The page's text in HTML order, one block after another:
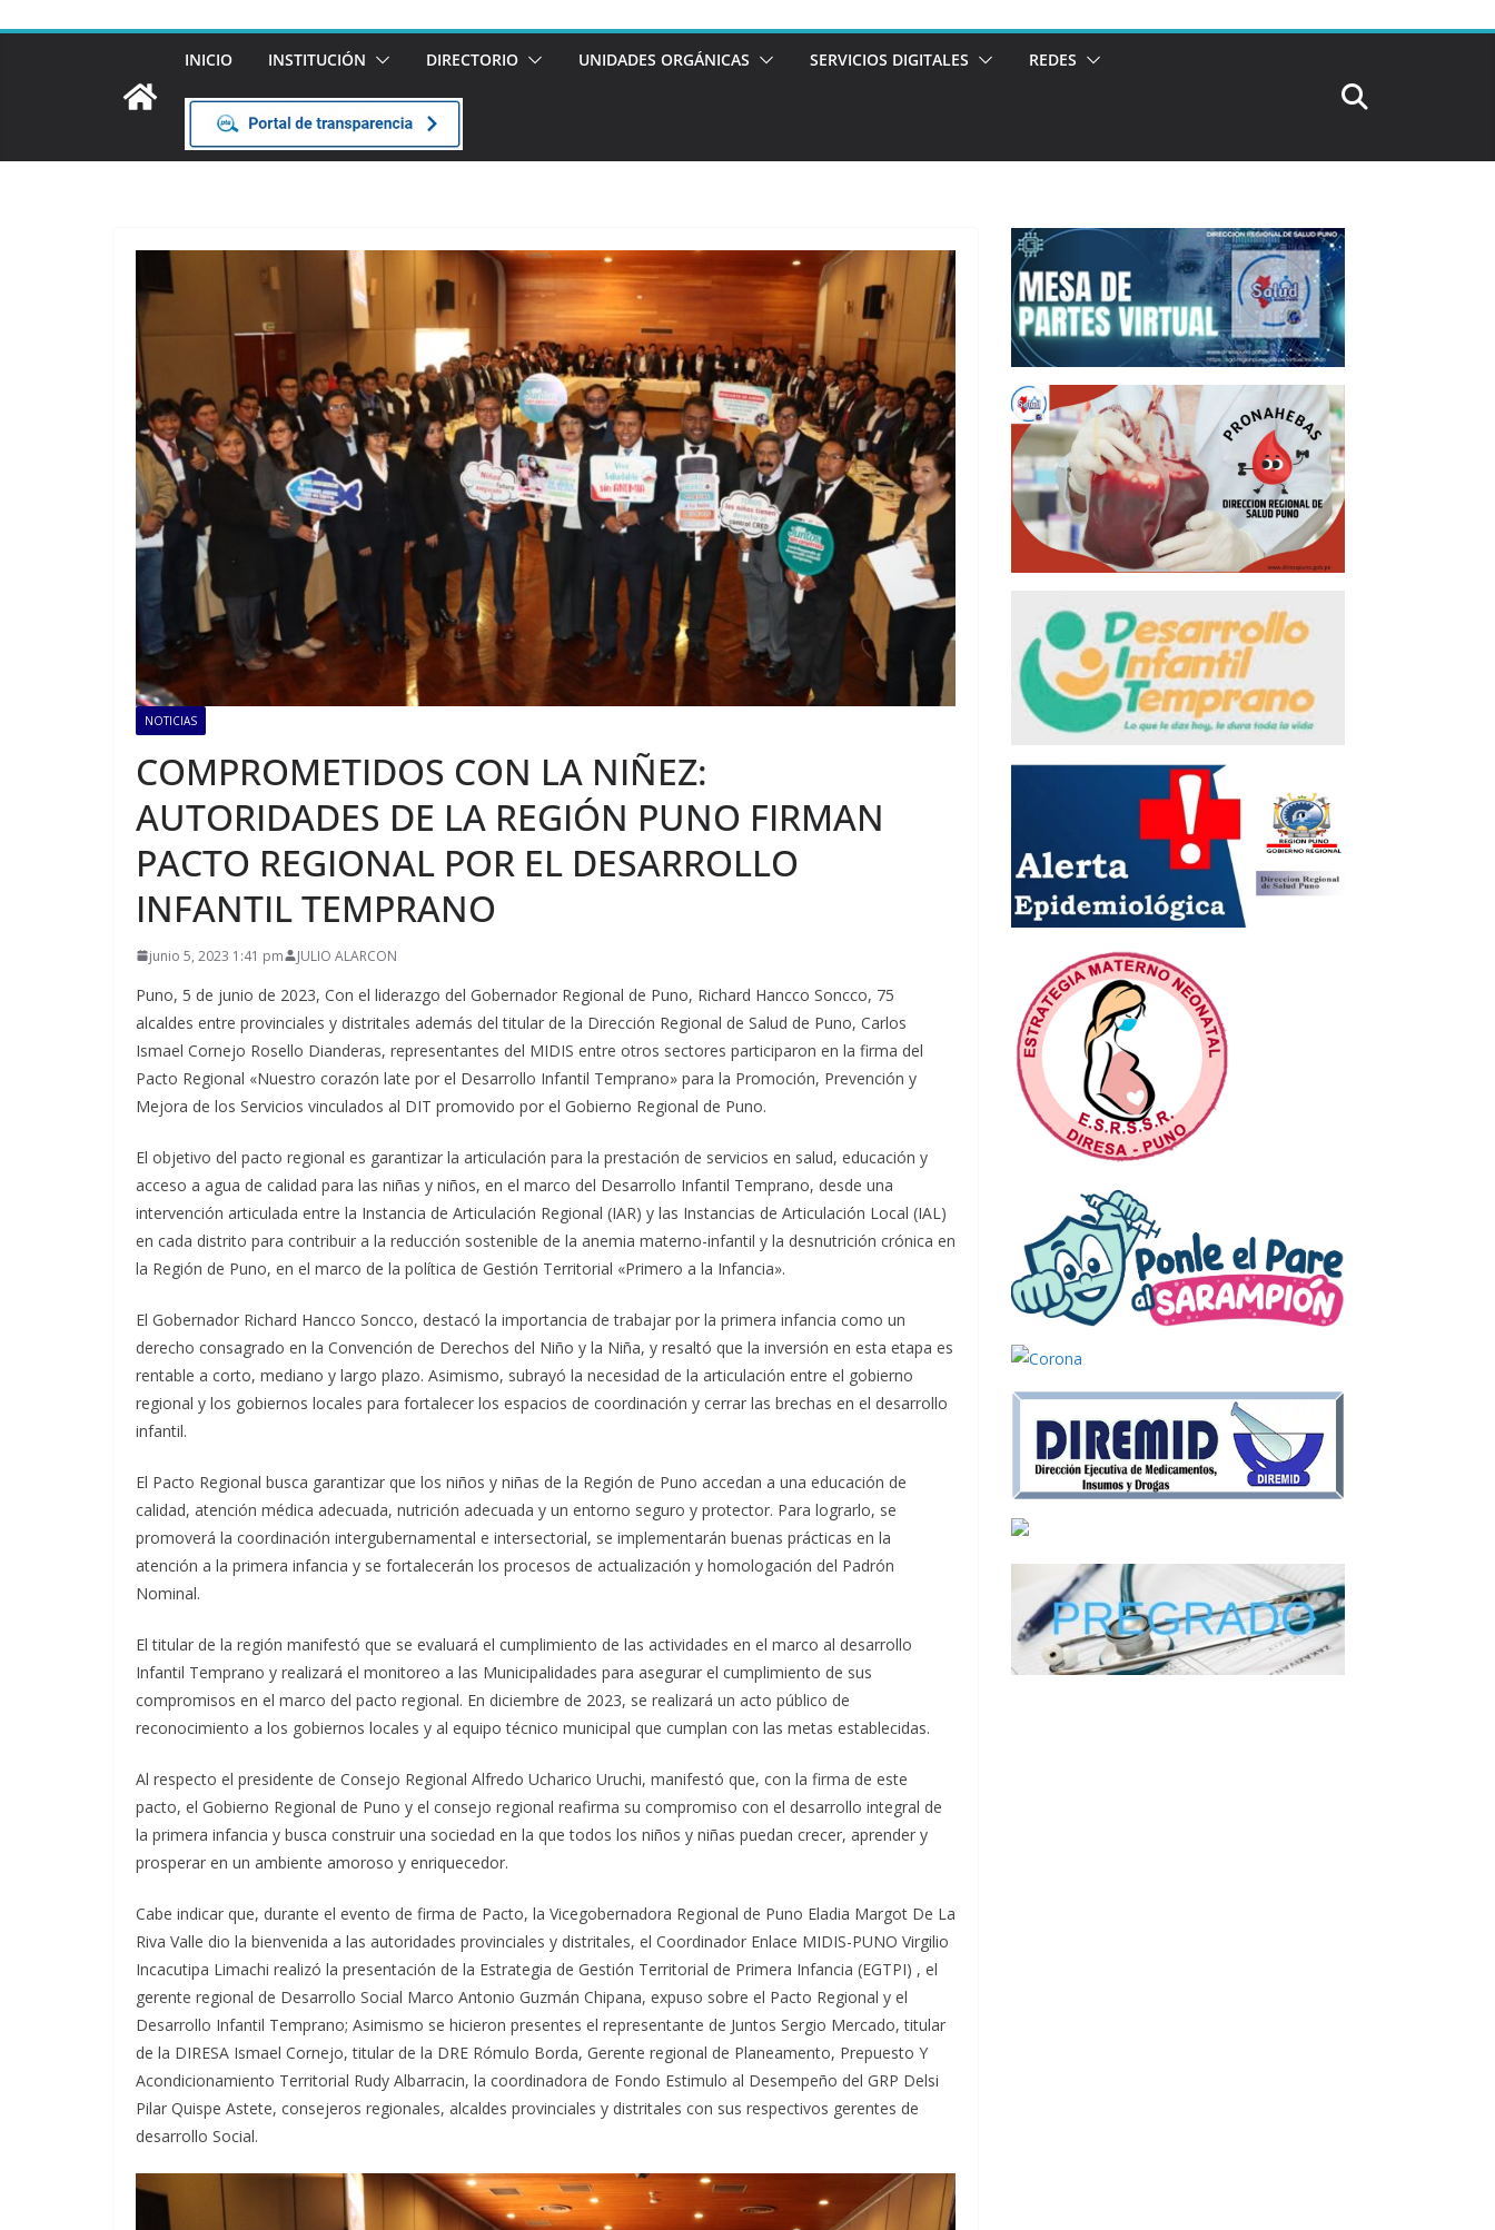
INICIO INSTITUCIÓN DIRECTORIO UNIDADES ORGÁNICAS SERVICIOS DIGITALES REDES
NOTICIAS
COMPROMETIDOS CON LA NIÑEZ:
AUTORIDADES DE LA REGIÓN PUNO FIRMAN
PACTO REGIONAL POR EL DESARROLLO
INFANTIL TEMPRANO
junio 5, 2023 1:41 pm JULIO ALARCON
Puno, 5 de junio de 2023, Con el liderazgo del Gobernador Regional de Puno, Richard Hancco Soncco, 75
alcaldes entre provinciales y distritales además del titular de la Dirección Regional de Salud de Puno, Carlos
Ismael Cornejo Rosello Dianderas, representantes del MIDIS entre otros sectores participaron en la firma del
Pacto Regional «Nuestro corazón late por el Desarrollo Infantil Temprano» para la Promoción, Prevención y
Mejora de los Servicios vinculados al DIT promovido por el Gobierno Regional de Puno.
El objetivo del pacto regional es garantizar la articulación para la prestación de servicios en salud, educación y
acceso a agua de calidad para las niñas y niños, en el marco del Desarrollo Infantil Temprano, desde una
intervención articulada entre la Instancia de Articulación Regional (IAR) y las Instancias de Articulación Local (IAL)
en cada distrito para contribuir a la reducción sostenible de la anemia materno-infantil y la desnutrición crónica en
la Región de Puno, en el marco de la política de Gestión Territorial «Primero a la Infancia».
El Gobernador Richard Hancco Soncco, destacó la importancia de trabajar por la primera infancia como un
derecho consagrado en la Convención de Derechos del Niño y la Niña, y resaltó que la inversión en esta etapa es
rentable a corto, mediano y largo plazo. Asimismo, subrayó la necesidad de la articulación entre el gobierno
regional y los gobiernos locales para fortalecer los espacios de coordinación y cerrar las brechas en el desarrollo
infantil.
El Pacto Regional busca garantizar que los niños y niñas de la Región de Puno accedan a una educación de
calidad, atención médica adecuada, nutrición adecuada y un entorno seguro y protector. Para lograrlo, se
promoverá la coordinación intergubernamental e intersectorial, se implementarán buenas prácticas en la
atención a la primera infancia y se fortalecerán los procesos de actualización y homologación del Padrón
Nominal.
El titular de la región manifestó que se evaluará el cumplimiento de las actividades en el marco al desarrollo
Infantil Temprano y realizará el monitoreo a las Municipalidades para asegurar el cumplimiento de sus
compromisos en el marco del pacto regional. En diciembre de 2023, se realizará un acto público de
reconocimiento a los gobiernos locales y al equipo técnico municipal que cumplan con las metas establecidas.
Al respecto el presidente de Consejo Regional Alfredo Ucharico Uruchi, manifestó que, con la firma de este
pacto, el Gobierno Regional de Puno y el consejo regional reafirma su compromiso con el desarrollo integral de
la primera infancia y busca construir una sociedad en la que todos los niños y niñas puedan crecer, aprender y
prosperar en un ambiente amoroso y enriquecedor.
Cabe indicar que, durante el evento de firma de Pacto, la Vicegobernadora Regional de Puno Eladia Margot De La
Riva Valle dio la bienvenida a las autoridades provinciales y distritales, el Coordinador Enlace MIDIS-PUNO Virgilio
Incacutipa Limachi realizó la presentación de la Estrategia de Gestión Territorial de Primera Infancia (EGTPI) , el
gerente regional de Desarrollo Social Marco Antonio Guzmán Chipana, expuso sobre el Pacto Regional y el
Desarrollo Infantil Temprano; Asimismo se hicieron presentes el representante de Juntos Sergio Mercado, titular
de la DIRESA Ismael Cornejo, titular de la DRE Rómulo Borda, Gerente regional de Planeamento, Prepuesto Y
Acondicionamiento Territorial Rudy Albarracin, la coordinadora de Fondo Estimulo al Desempeño del GRP Delsi
Pilar Quispe Astete, consejeros regionales, alcaldes provinciales y distritales con sus respectivos gerentes de
desarrollo Social.